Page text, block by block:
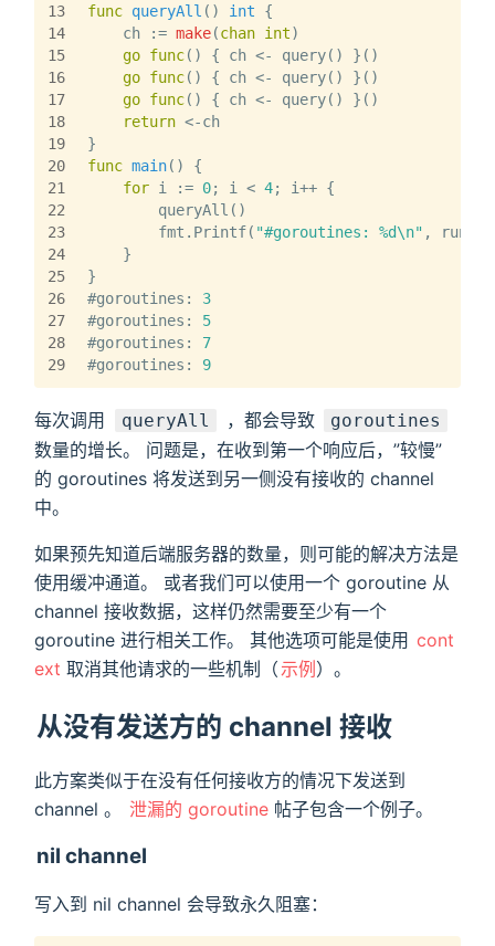
13
14
15
16
17
18
19
20
21
22
23
24
25
26
27
28
29
func queryAll () int {
    ch :=
make(chan int)
go func() { ch <- query() }()
go func() { ch <- query() }()
go func() { ch <- query() }()
return <-ch
}
func main() {
for i := 0; i < 4; i++ {
        queryAll()
        fmt.Printf(
"#goroutines: %d\n" ,
    }
}
#goroutines: 3
#goroutines: 5
#goroutines: 7
#goroutines: 9
每次调用 queryAll ，都会导致 goroutines
数量的增长。 问题是，在收到第一个响应后，”较慢”
的 goroutines 将发送到另一侧没有接收的 channel
中。
如果预先知道后端服务器的数量，则可能的解决方法是
使用缓冲通道。 或者我们可以使用一个 goroutine 从
channel 接收数据，这样仍然需要至少有一个
goroutine 进行相关工作。 其他选项可能是使用 cont
ext 取消其他请求的一些机制（ 示例）。
从没有发送方的 channel 接收
此方案类似于在没有任何接收方的情况下发送到
channel 。 泄漏的 goroutine 帖子包含一个例子。
nil channel
写入到 nil channel 会导致永久阻塞：